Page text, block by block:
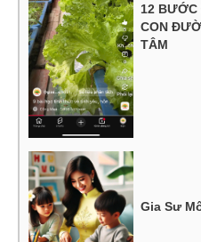
12
CON
TÂM
Gia Sư